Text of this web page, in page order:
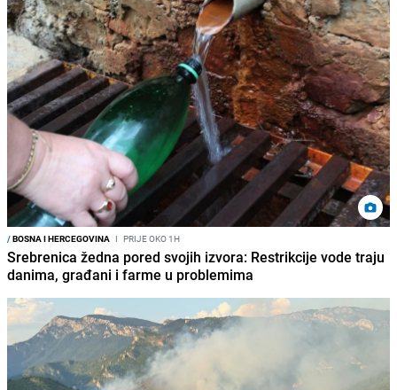
/BOSNA I HERCEGOVINA I PRIJE OKO 1H
Srebrenica žedna pored svojih izvora: Restrikcije vode traju
danima, građani i farme u problemima